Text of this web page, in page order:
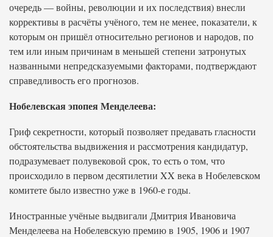
очередь — войны, революции и их последствия) внесли
коррективы в расчёты учёного, тем не менее, показатели, к
которым он пришёл относительно регионов и народов, по
тем или иным причинам в меньшей степени затронутых
названными непредсказуемыми факторами, подтверждают
справедливость его прогнозов.
Нобелевская эпопея Менделеева:
Гриф секретности, который позволяет предавать гласности
обстоятельства выдвижения и рассмотрения кандидатур,
подразумевает полувековой срок, то есть о том, что
происходило в первом десятилетии XX века в Нобелевском
комитете было известно уже в 1960-е годы.
Иностранные учёные выдвигали Дмитрия Ивановича
Менделеева на Нобелевскую премию в 1905, 1906 и 1907